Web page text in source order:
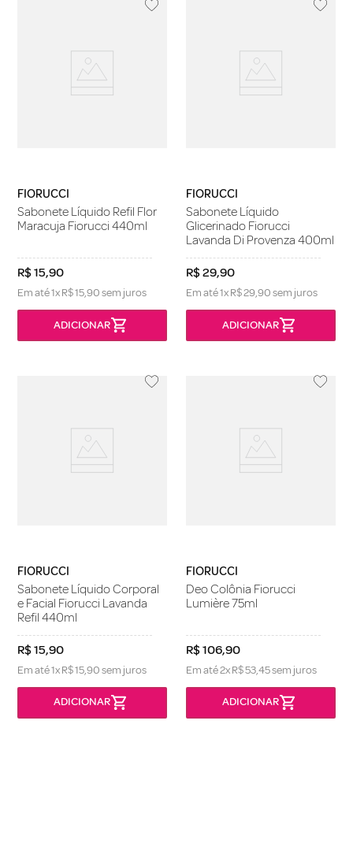
FIORUCCI
Sabonete Líquido Refil Flor
Maracuja Fiorucci 440ml
R$15,90
Em até1xR$15,90sem juros
FIORUCCI
Sabonete Líquido
Glicerinado Fiorucci
Lavanda Di Provenza 400ml
R$29,90
Em até1xR$29,90sem juros
FIORUCCI
Sabonete Líquido Corporal
e Facial Fiorucci Lavanda
Refil 440ml
R$15,90
Em até1xR$15,90sem juros
FIORUCCI
Deo Colônia Fiorucci
Lumière 75ml
R$106,90
Em até2xR$53,45sem juros